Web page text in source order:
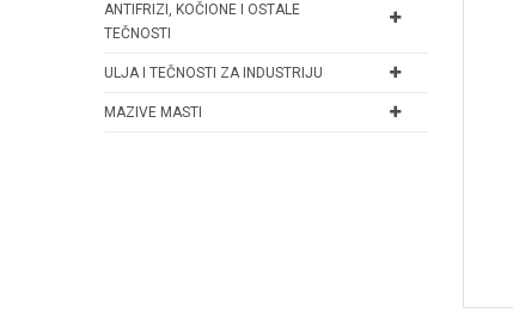
ANTIFRIZI, KOČIONE I OSTALE
TEČNOSTI
ULJA I TEČNOSTI ZA INDUSTRIJU
MAZIVE MASTI